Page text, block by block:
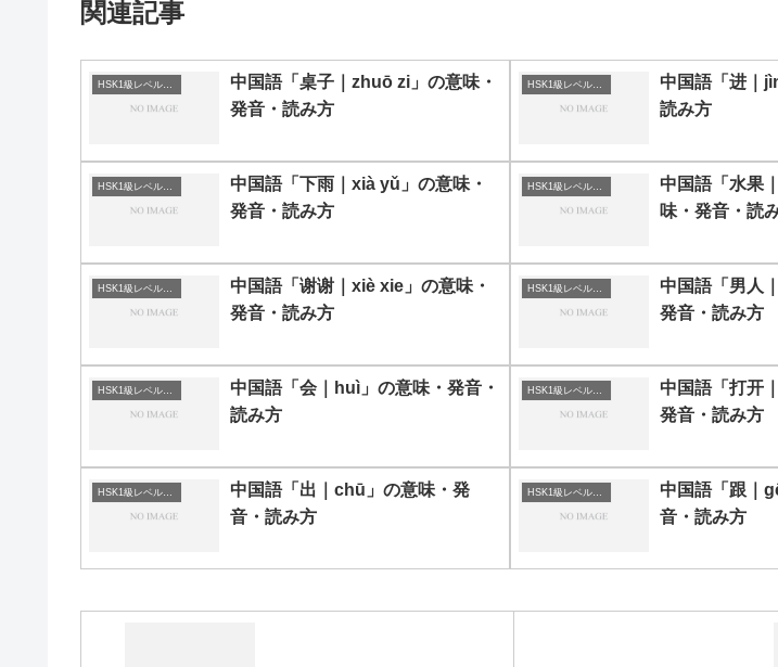
関連記事
中国語「桌子｜zhuō zi」の意味・
発音・読み方
中国語「进｜
読み方
中国語「下雨｜xià yǔ」の意味・
発音・読み方
中国語「水果
味・発音・読
中国語「谢谢｜xiè xie」の意味・
発音・読み方
中国語「男人
発音・読み方
中国語「会｜huì」の意味・発音・
読み方
中国語「打开
発音・読み方
中国語「出｜chū」の意味・発
音・読み方
中国語「跟｜
音・読み方